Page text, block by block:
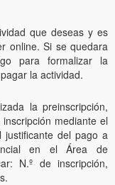
que deseas y es
online. Si se quedara
para formalizar la
la actividad.
la preinscripción,
mediante el
del pago a
en el Área de
N.º de inscripción,